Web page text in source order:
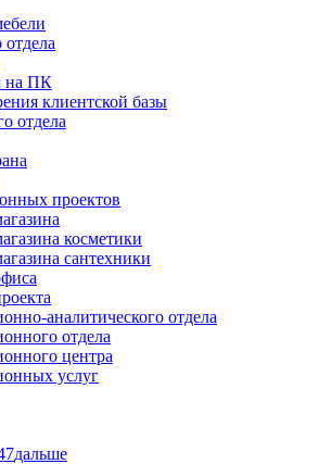
на ПК
клиентской базы
отдела
проектов
косметики
сантехники
аналитического отдела
отдела
центра
услуг
дальше